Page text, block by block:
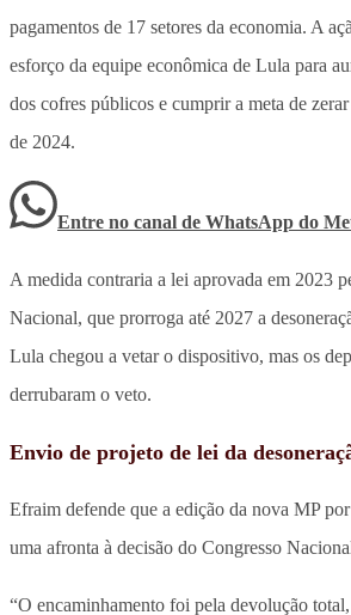
pagamentos de 17 setores da economia. A
esforço da equipe econômica de Lula para
dos cofres públicos e cumprir a meta de
de 2024.
Entre no canal de WhatsApp do
A medida contraria a lei aprovada em 2023
Nacional, que prorroga até 2027 a
Lula chegou a vetar o dispositivo, mas os
derrubaram o veto.
Envio de projeto de lei da
Efraim defende que a edição da nova MP
uma afronta à decisão do Congresso
“O encaminhamento foi pela devolução